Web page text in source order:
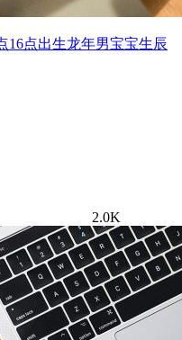
16点出生龙年男宝宝生辰
2.0K